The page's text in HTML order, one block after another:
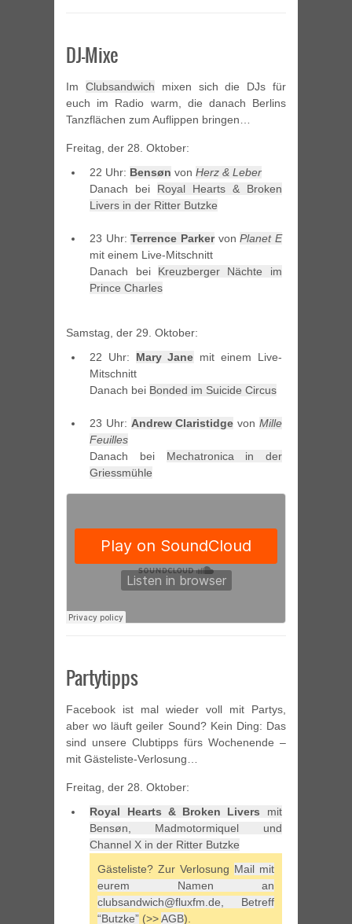
DJ-Mixe
Im Clubsandwich mixen sich die DJs für
euch im Radio warm, die danach Berlins
Tanzflächen zum Auflippen bringen…
Freitag, der 28. Oktober:
22 Uhr: Bensøn vonHerz & Leber
Danach bei Royal Hearts & Broken
Livers in der Ritter Butzke
23 Uhr:Terrence ParkervonPlanet E
mit einem Live-Mitschnitt
Danach bei Kreuzberger Nächte im
Prince Charles
Samstag, der 29. Oktober:
22 Uhr: Mary Jane mit einem Live-
Mitschnitt
Danach bei Bonded im Suicide Circus
23 Uhr: Andrew Claristidge von Mille
Feuilles
Danach bei Mechatronica in der
Griessmühle
Partytipps
Facebook ist mal wieder voll mit Partys,
aber wo läuft geiler Sound? Kein Ding: Das
sind unsere Clubtipps fürs Wochenende –
mit Gästeliste-Verlosung…
Freitag, der 28. Oktober:
Royal Hearts & Broken Livers mit
Bensøn, Madmotormiquel und
Channel X in der Ritter Butzke
Gästeliste? Zur Verlosung Mail mit
eurem Namen an
clubsandwich@fluxfm.de, Betreff
“Butzke” (>>AGB).